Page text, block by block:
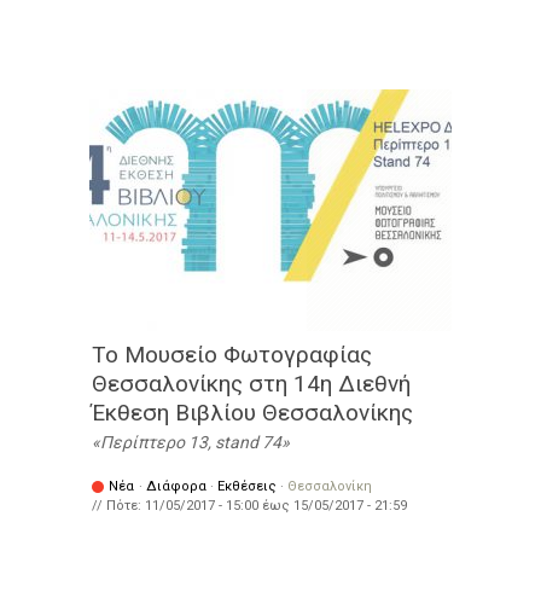
Το Μουσείο Φωτογραφίας
Θεσσαλονίκης στη 14η Διεθνή
Έκθεση Βιβλίου Θεσσαλονίκης
Περίπτερο 13, stand 74
Νέα · Διάφορα · Εκθέσεις · Θεσσαλονίκη
// Πότε: 11/05/2017 - 15:00 έως 15/05/2017 - 21:59